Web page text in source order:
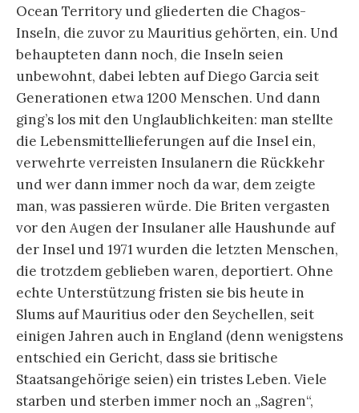
Ocean Territory und gliederten die Chagos-
Inseln, die zuvor zu Mauritius gehörten, ein. Und
behaupteten dann noch, die Inseln seien
unbewohnt, dabei lebten auf Diego Garcia seit
Generationen etwa 1200 Menschen. Und dann
ging’s los mit den Unglaublichkeiten: man stellte
die Lebensmittellieferungen auf die Insel ein,
verwehrte verreisten Insulanern die Rückkehr
und wer dann immer noch da war, dem zeigte
man, was passieren würde. Die Briten vergasten
vor den Augen der Insulaner alle Haushunde auf
der Insel und 1971 wurden die letzten Menschen,
die trotzdem geblieben waren, deportiert. Ohne
echte Unterstützung fristen sie bis heute in
Slums auf Mauritius oder den Seychellen, seit
einigen Jahren auch in England (denn wenigstens
entschied ein Gericht, dass sie britische
Staatsangehörige seien) ein tristes Leben. Viele
starben und sterben immer noch an „Sagren“,